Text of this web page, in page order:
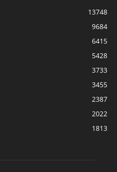
13748
9684
6415
5428
3733
3455
2387
2022
1813